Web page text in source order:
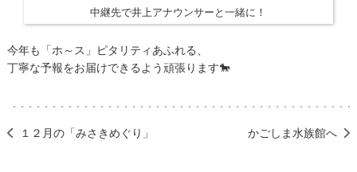
中継先で井上アナウンサーと一緒に！
今年も「ホ～ス」ピタリティあふれる、
丁寧な予報をお届けできるよう頑張ります🐎
１２月の「みさきめぐり」 かごしま水族館へ